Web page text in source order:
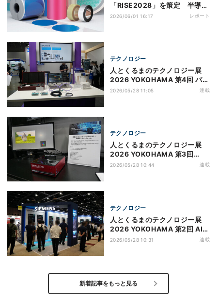
「RISE2028」を策定 半導体
に630億円投資
2026/06/01 16:17 レポート
テクノロジー
人とくるまのテクノロジー展
2026 YOKOHAMA 第4回 パー
トナーとともにOpenGMSLの
2026/05/28 11:05 連載
テクノロジー
人とくるまのテクノロジー展
2026 YOKOHAMA 第3回
Ryzen AI Embedded Proと
2026/05/28 10:44 連載
テクノロジー
人とくるまのテクノロジー展
2026 YOKOHAMA 第2回 AI×
クラウドで自動車の開発効率向
2026/05/28 10:31 連載
新着記事をもっと見る